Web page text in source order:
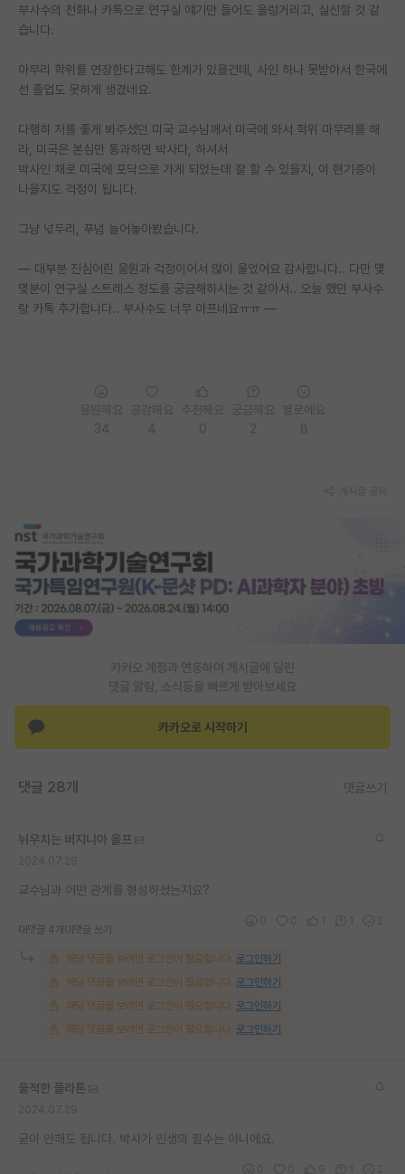
부사수의 전화나 카톡으로 연구실 얘기만 들어도 울렁거리고, 실신할 것 같
습니다.
아무리 학위를 연장한다고해도 한계가 있을건데, 사인 하나 못받아서 한국에
선 졸업도 못하게 생겼네요.
다행히 저를 좋게 봐주셨던 미국 교수님께서 미국에 와서 학위 마무리를 해
라, 미국은 본심만 통과하면 박사다, 하셔서
박사인 채로 미국에 포닥으로 가게 되었는데 잘 할 수 있을지, 이 현기증이
나을지도 걱정이 됩니다.
그냥 넋두리, 푸념 늘어놓아봤습니다.
— 대부분 진심어린 응원과 걱정이어서 많이 울었어요 감사합니다.. 다만 몇
몇분이 연구실 스트레스 정도를 궁금해하시는 것 같아서.. 오늘 했던 부사수
랑 카톡 추가합니다.. 부사수도 너무 아프네요ㅠㅠ —
카카오 계정과 연동하여 게시글에 달린
댓글 알람, 소식등을 빠르게 받아보세요
카카오로 시작하기
댓글 28개 댓글쓰기
뉘우치는 버지니아 울프
교수님과 어떤 관계를 형성하셨는지요?
대댓글 4개 대댓글 쓰기
해당 댓글을 보려면 로그인이 필요합니다. 로그인하기
해당 댓글을 보려면 로그인이 필요합니다. 로그인하기
해당 댓글을 보려면 로그인이 필요합니다. 로그인하기
해당 댓글을 보려면 로그인이 필요합니다. 로그인하기
울적한 플라톤
굳이 안해도 됩니다. 박사가 인생의 필수는 아니에요.